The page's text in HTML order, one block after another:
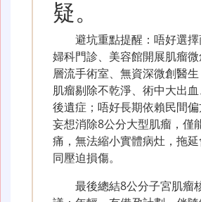
疑。
避坑重點提醒：唔好選
婦科門診、美容館開展肌瘤
層流手術室、無資深微創醫
肌瘤剔除不乾淨、術中大出
後遺症；唔好長期依賴民間
妄想消除8公分大型肌瘤，僅
痛，無法縮小實體病灶，拖
同壓迫損傷。
最後總結8公分子宮肌瘤